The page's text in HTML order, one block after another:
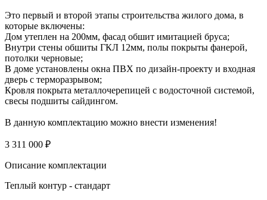
Это первый и второй этапы строительства жилого дома, в
которые включены:
Дом утеплен на 200мм, фасад обшит имитацией бруса;
Внутри стены обшиты ГКЛ 12мм, полы покрыты фанерой,
потолки черновые;
В доме установлены окна ПВХ по дизайн-проекту и входная
дверь с терморазрывом;
Кровля покрыта металлочерепицей с водосточной системой,
свесы подшиты сайдингом.
В данную комплектацию можно внести изменения!
3 311 000 ₽
Описание комплектации
Теплый контур - стандарт